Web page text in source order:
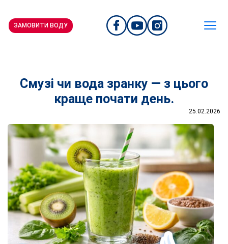
ЗАМОВИТИ ВОДУ
Смузі чи вода зранку — з цього
краще почати день.
25.02.2026